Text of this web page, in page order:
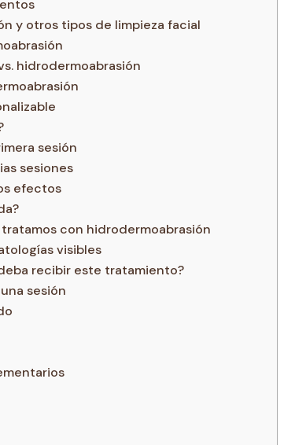
y otros tipos de limpieza facial
hidrodermoabrasión
sesión
sesiones
efectos
con hidrodermoabrasión
visibles
recibir este tratamiento?
sesión